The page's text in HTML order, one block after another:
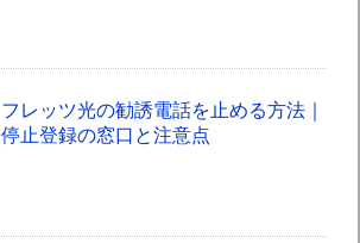
フレッツ光の勧誘電話を止める方法｜
停止登録の窓口と注意点